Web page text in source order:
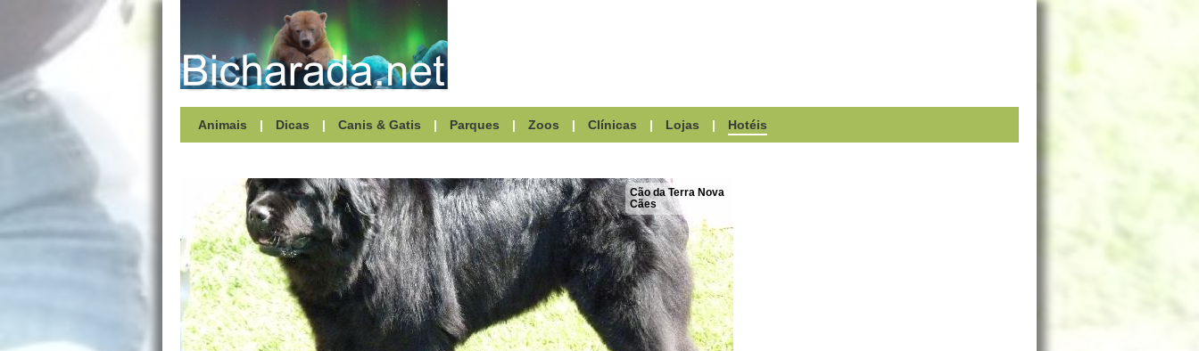
Animais | Dicas | Canis & Gatis | Parques | Zoos | Clínicas | Lojas | Hotéis
Cão da Terra Nova
Cães